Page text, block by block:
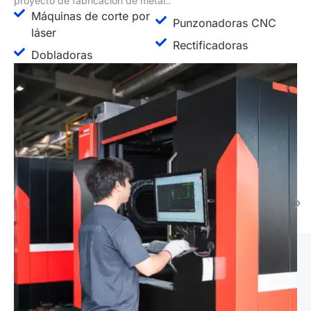
para sus necesidades de fabricación de chapa metálica..
Todos los materiales son duraderos., resistente a la corrosión,
y adecuado para diversas aplicaciones. Si tiene un requisito
material específico, no dude en contactarnos!
Acero Galvanizado
Aluminio
Acero inoxidable
Acero carbono